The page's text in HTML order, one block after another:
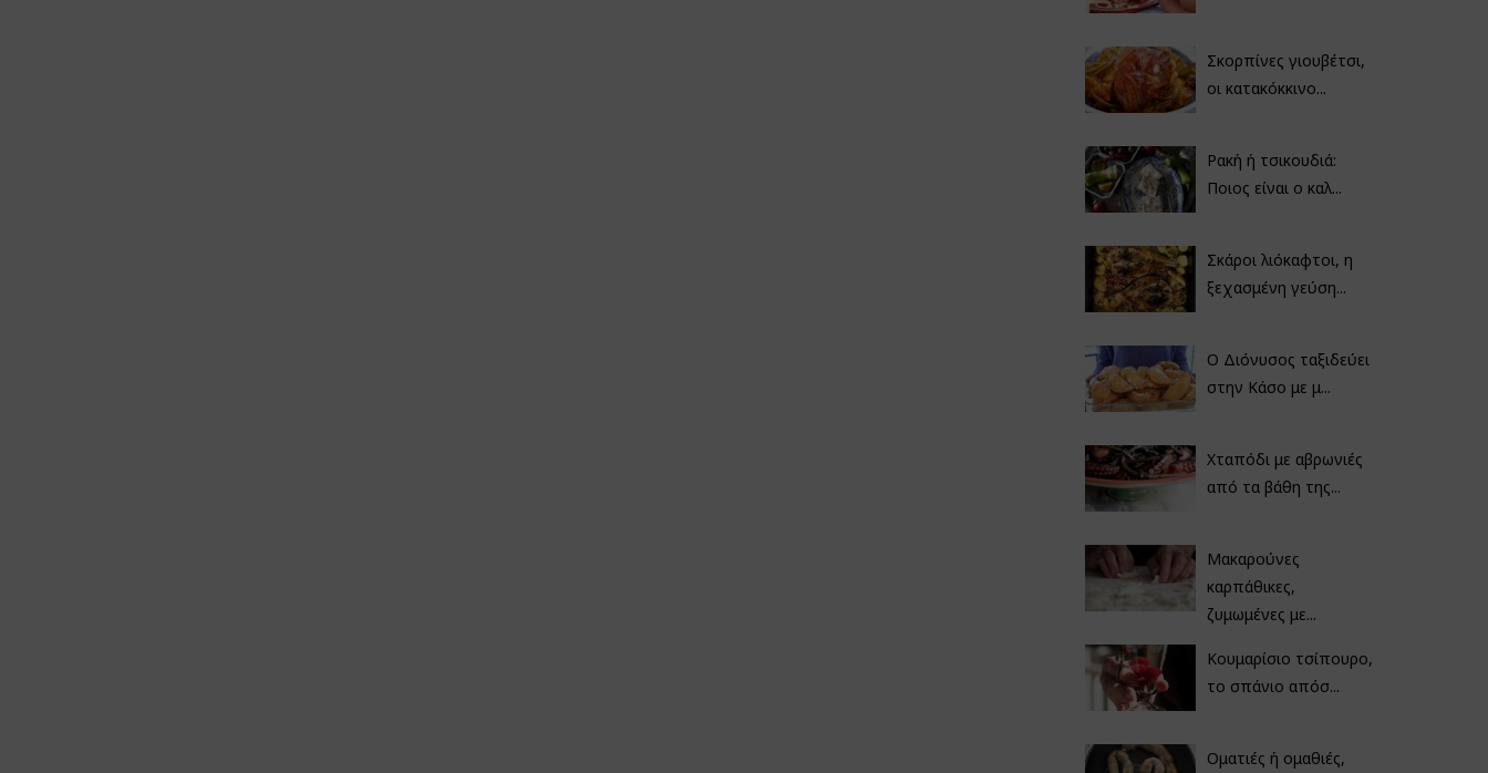
Σκορπίνες γιουβέτσι,
οι κατακόκκινο...
Ρακή ή τσικουδιά:
Ποιος είναι ο καλ...
Σκάροι λιόκαφτοι, η
ξεχασμένη γεύση...
Ο Διόνυσος ταξιδεύει
στην Κάσο με μ...
Χταπόδι με αβρωνιές
από τα βάθη της...
Μακαρούνες
καρπάθικες,
ζυμωμένες με...
Κουμαρίσιο τσίπουρο,
το σπάνιο απόσ...
Οματιές ή ομαθιές,